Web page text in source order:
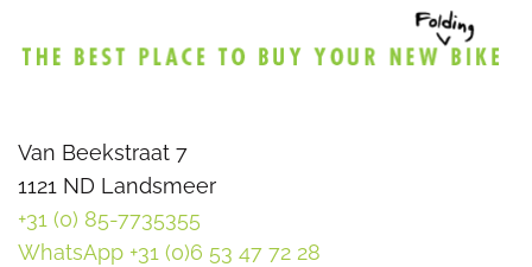
Van Beekstraat 7
1121 ND Landsmeer
+31 (0) 85-7735355
WhatsApp +31 (0)6 53 47 72 28